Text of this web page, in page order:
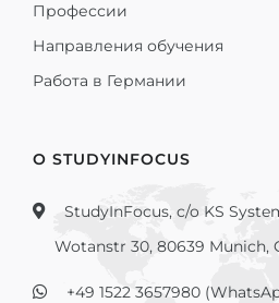
Профессии
Направления обучения
Работа в Германии
О STUDYINFOCUS
StudyInFocus, c/o KS
Wotanstr 30, 80639 Munich,
+49 1522 3657980